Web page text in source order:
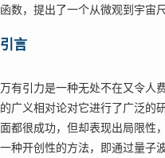
函数，提出了一个从微观到宇宙
引言
万有引力是一种无处不在又令人
的广义相对论对它进行了广泛的
面都很成功，但却表现出局限性
一种开创性的方法，即通过量子